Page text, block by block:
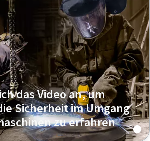
das Video an, um
Sicherheit im Umgang
zu erfahren